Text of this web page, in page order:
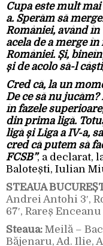
Cupa este mult
a. Sperăm să
României, având
acela de a merge
României. Și,
și de acolo să-l
Cred că, la un
De ce să nu
în fazele
din prima ligă.
ligă și Liga a IV-a,
cred că putem să
FCSB”, a declarat,
Balotești, Iulian
STEAUA
Andrei Antohi 3′,
67′, Rareș Enceanu
Steaua: Meilă –
Băjenaru, Ad. Ilie,